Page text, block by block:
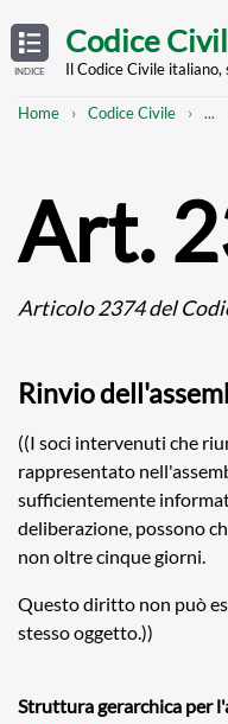
TABLE
OF
CONTENTS
INDICE
main
Codice
Il Codice Civile
Breadcrumb
Home Codice Civile ...
Art.
Articolo 2374 del
Rinvio
((I soci intervenuti che
rappresentato
sufficientemente
deliberazione, possono
non oltre cinque giorni.
Questo diritto non può
stesso oggetto.))
Struttura gerarchica per